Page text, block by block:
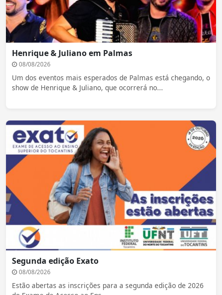
Henrique & Juliano em Palmas
08/08/2026
Um dos eventos mais esperados de Palmas está chegando, o
show de Henrique & Juliano, que ocorrerá no...
Segunda edição Exato
08/08/2026
Estão abertas as inscrições para a segunda edição de 2026